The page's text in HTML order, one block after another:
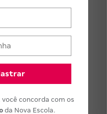
concorda com os
da Nova Escola.
sua